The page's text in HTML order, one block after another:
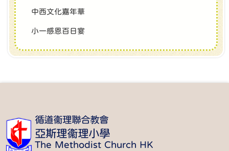
中西文化嘉年華
小一感恩百日宴
循道衞理聯合教會
亞斯理衞理小學
The Methodist Church HK